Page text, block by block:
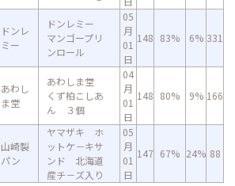
ドンレ
ミー
ドンレミー
マンゴープリ
ンロール
05
月
01
日
148 83% 6% 331
あわし
ま堂
あわしま堂
くず柏こしあ
ん ３個
04
月
01
日
148 80% 9% 166
山崎製
パン
ヤマザキ ホ
ットケ－キサ
ンド 北海道
産チ－ズ入り
05
月
01
日
147 67% 24% 88